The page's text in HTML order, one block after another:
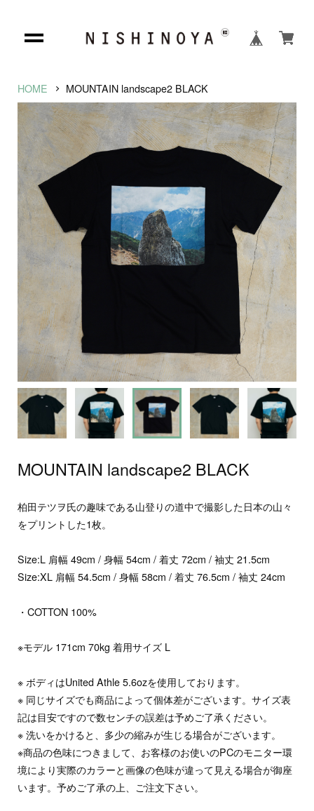
HOME MOUNTAIN landscape2 BLACK
MOUNTAIN landscape2 BLACK
柏田テツヲ氏の趣味である山登りの道中で撮影した日本の山々
をプリントした1枚。
Size:L 肩幅 49cm / 身幅 54cm / 着丈 72cm / 袖丈 21.5cm
Size:XL 肩幅 54.5cm / 身幅 58cm / 着丈 76.5cm / 袖丈 24cm
・COTTON 100%
※モデル 171cm 70kg 着用サイズ L
※ ボディはUnited Athle 5.6ozを使用しております。
※ 同じサイズでも商品によって個体差がございます。サイズ表
記は目安ですので数センチの誤差は予めご了承ください。
※ 洗いをかけると、多少の縮みが生じる場合がございます。
※商品の色味につきまして、お客様のお使いのPCのモニター環
境により実際のカラーと画像の色味が違って見える場合が御座
います。予めご了承の上、ご注文下さい。